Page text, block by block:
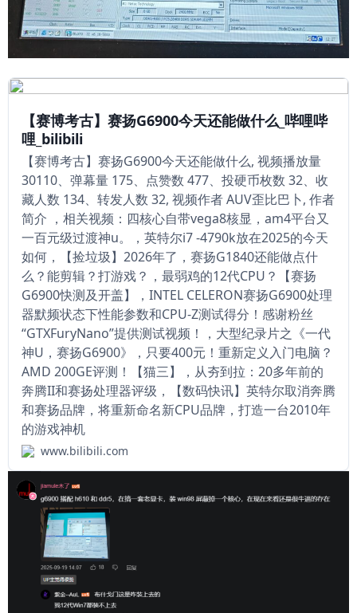
【赛博考古】赛扬G6900今天还能做什么_哔哩哔
哩_bilibili
【赛博考古】赛扬G6900今天还能做什么, 视频播放量
30110、弹幕量 175、点赞数 477、投硬币枚数 32、收
藏人数 134、转发人数 32, 视频作者 AUV歪比巴卜, 作者
简介 ，相关视频：四核心自带vega8核显，am4平台又
一百元级过渡神u。，英特尔i7 -4790k放在2025的今天
如何，【捡垃圾】2026年了，赛扬G1840还能做点什
么？能剪辑？打游戏？，最弱鸡的12代CPU？【赛扬
G6900快测及开盖】，INTEL CELERON赛扬G6900处理
器默频状态下性能参数和CPU-Z测试得分！感谢粉丝
“GTXFuryNano”提供测试视频！，大型纪录片之《一代
神U，赛扬G6900》，只要400元！重新定义入门电脑？
AMD 200GE评测！【猫三】，从夯到拉：20多年前的
奔腾II和赛扬处理器评级，【数码快讯】英特尔取消奔腾
和赛扬品牌，将重新命名新CPU品牌，打造一台2010年
的游戏神机
www.bilibili.com